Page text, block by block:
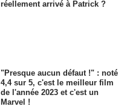
réellement arrivé à Patrick ?
"Presque aucun défaut !" : noté
4,4 sur 5, c'est le meilleur film
de l'année 2023 et c'est un
Marvel !